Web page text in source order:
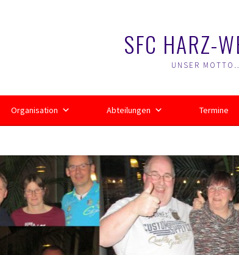
SFC HARZ-
UNSER
Organisation Abteilungen Termine